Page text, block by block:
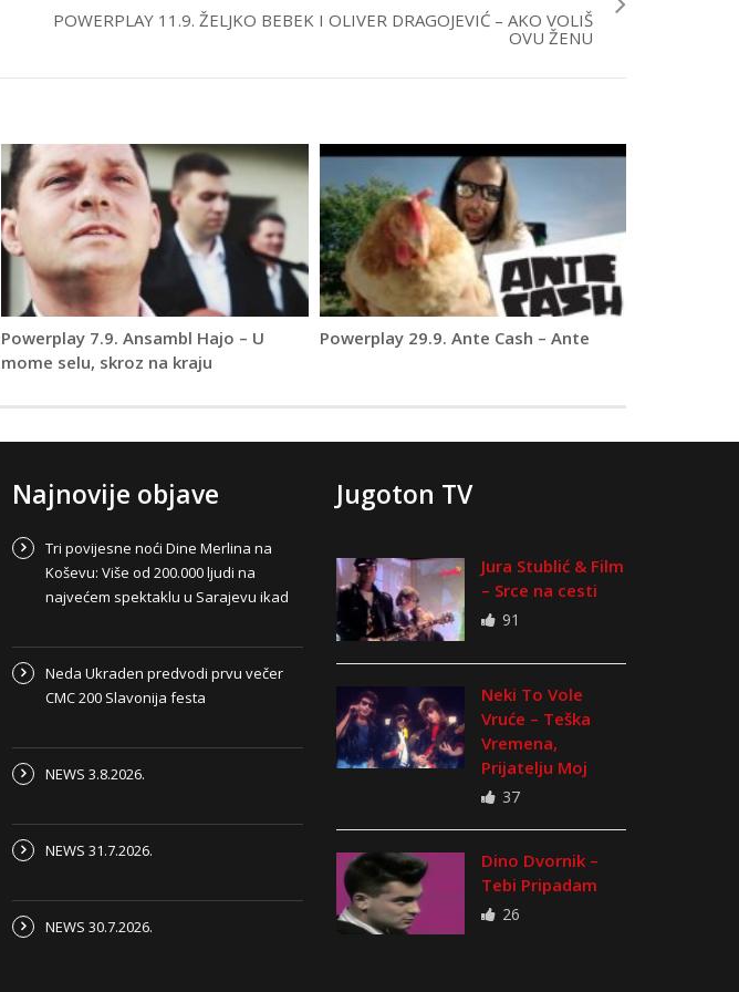
POWERPLAY 11.9. ŽELJKO BEBEK I OLIVER DRAGOJEVIĆ – AKO VOLIŠ
OVU ŽENU
Powerplay 7.9. Ansambl Hajo – U
mome selu, skroz na kraju
Powerplay 29.9. Ante Cash – Ante
Najnovije objave
Tri povijesne noći Dine Merlina na
Koševu: Više od 200.000 ljudi na
najvećem spektaklu u Sarajevu ikad
Neda Ukraden predvodi prvu večer
CMC 200 Slavonija festa
NEWS 3.8.2026.
NEWS 31.7.2026.
NEWS 30.7.2026.
Jugoton TV
Jura Stublić & Film
– Srce na cesti
91
Neki To Vole
Vruće – Teška
Vremena,
Prijatelju Moj
37
Dino Dvornik –
Tebi Pripadam
26